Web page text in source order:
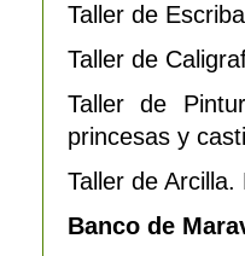
Taller de
Taller de
Taller de
princesas y
Taller de
Banco de